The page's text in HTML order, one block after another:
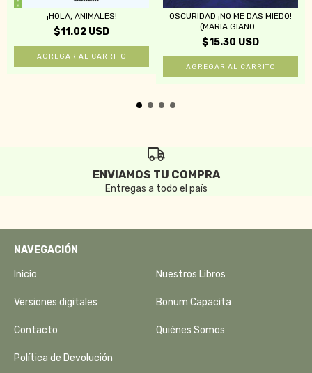
¡HOLA, ANIMALES!
$11.02 USD
OSCURIDAD ¡NO ME DAS MIEDO!
(MARIA GIANO...
$15.30 USD
ENVIAMOS TU COMPRA
Entregas a todo el país
NAVEGACIÓN
Inicio Nuestros Libros
Versiones digitales Bonum Capacita
Contacto Quiénes Somos
Política de Devolución